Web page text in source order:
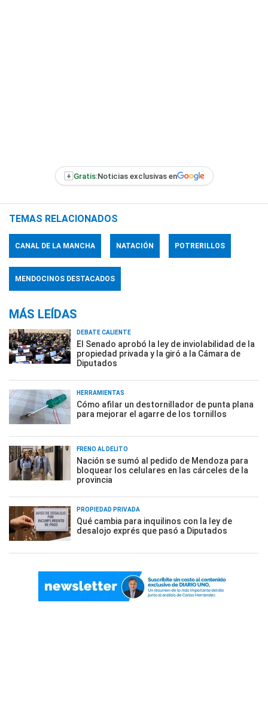
+ Gratis:Noticias exclusivas en
TEMAS RELACIONADOS
CANAL DE LA MANCHA NATACIÓN POTRERILLOS
MENDOCINOS DESTACADOS
MÁS LEÍDAS
DEBATE CALIENTE
El Senado aprobó la ley de inviolabilidad de la
propiedad privada y la giró a la Cámara de
Diputados
HERRAMIENTAS
Cómo afilar un destornillador de punta plana
para mejorar el agarre de los tornillos
FRENO AL DELITO
Nación se sumó al pedido de Mendoza para
bloquear los celulares en las cárceles de la
provincia
PROPIEDAD PRIVADA
Qué cambia para inquilinos con la ley de
desalojo exprés que pasó a Diputados